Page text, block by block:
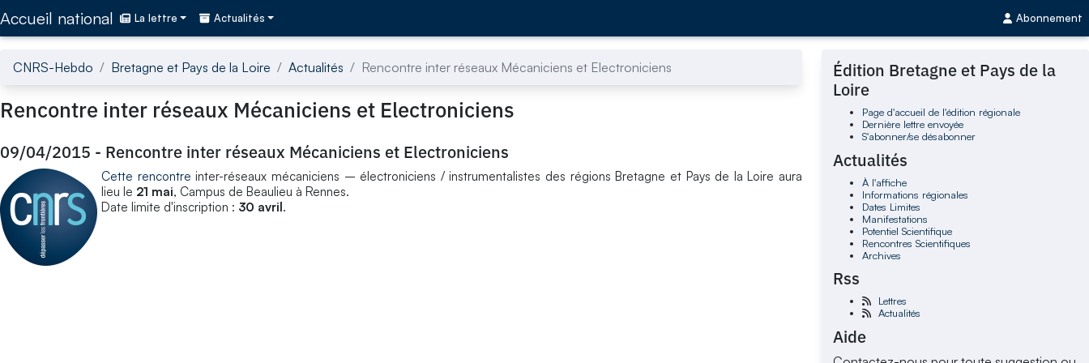
Accueil national La lettre Actualités Abonnement
CNRS-Hebdo Bretagne et Pays de la Loire Actualités Rencontre inter réseaux Mécaniciens et Electroniciens
Rencontre inter réseaux Mécaniciens et Electroniciens
09/04/2015 - Rencontre inter réseaux Mécaniciens et Electroniciens
Cette rencontre inter-réseaux mécaniciens – électroniciens / instrumentalistes des régions Bretagne et Pays de la Loire aura
lieu le 21 mai, Campus de Beaulieu à Rennes.
Date limite d'inscription : 30 avril.
Édition Bretagne et Pays de la
Loire
Page d'accueil de l'édition régionale
Dernière lettre envoyée
S'abonner/se désabonner
Actualités
À l'affiche
Informations régionales
Dates Limites
Manifestations
Potentiel Scientifique
Rencontres Scientifiques
Archives
Rss
Lettres
Actualités
Aide